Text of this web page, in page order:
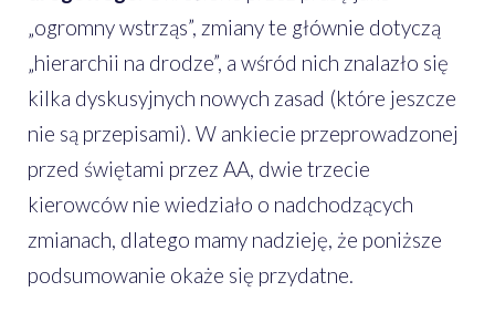
„ogromny wstrząs”, zmiany te głównie dotyczą
„hierarchii na drodze”, a wśród nich znalazło się
kilka dyskusyjnych nowych zasad (które jeszcze
nie są przepisami). W ankiecie przeprowadzonej
przed świętami przez AA, dwie trzecie
kierowców nie wiedziało o nadchodzących
zmianach, dlatego mamy nadzieję, że poniższe
podsumowanie okaże się przydatne.